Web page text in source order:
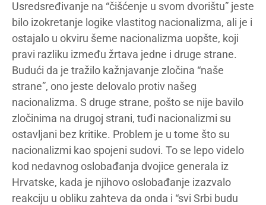
Usredsređivanje na “čišćenje u svom dvorištu” jeste
bilo izokretanje logike vlastitog nacionalizma, ali je i
ostajalo u okviru šeme nacionalizma uopšte, koji
pravi razliku između žrtava jedne i druge strane.
Budući da je tražilo kažnjavanje zločina “naše
strane”, ono jeste delovalo protiv našeg
nacionalizma. S druge strane, pošto se nije bavilo
zločinima na drugoj strani, tuđi nacionalizmi su
ostavljani bez kritike. Problem je u tome što su
nacionalizmi kao spojeni sudovi. To se lepo videlo
kod nedavnog oslobađanja dvojice generala iz
Hrvatske, kada je njihovo oslobađanje izazvalo
reakciju u obliku zahteva da onda i “svi Srbi budu